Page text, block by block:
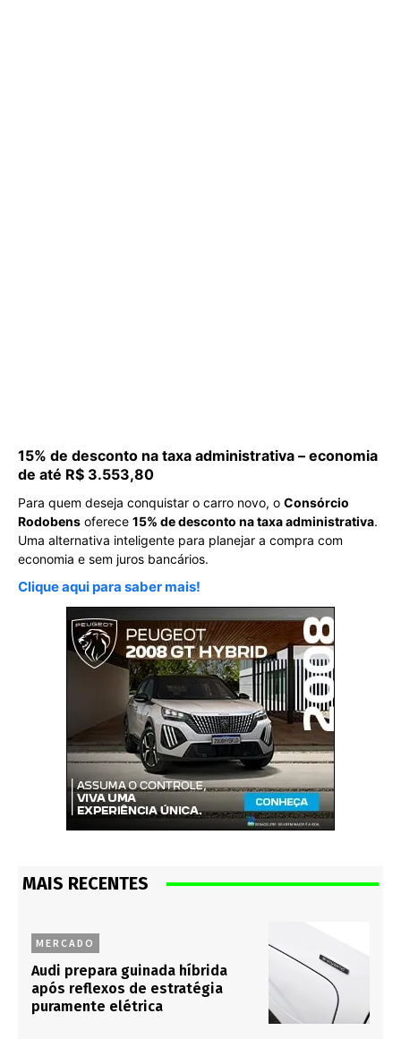
15% de desconto na taxa administrativa – economia
de até R$ 3.553,80
Para quem deseja conquistar o carro novo, o Consórcio
Rodobens oferece 15% de desconto na taxa administrativa.
Uma alternativa inteligente para planejar a compra com
economia e sem juros bancários.
Clique aqui para saber mais!
MAIS RECENTES
MERCADO
Audi prepara guinada híbrida
após reflexos de estratégia
puramente elétrica